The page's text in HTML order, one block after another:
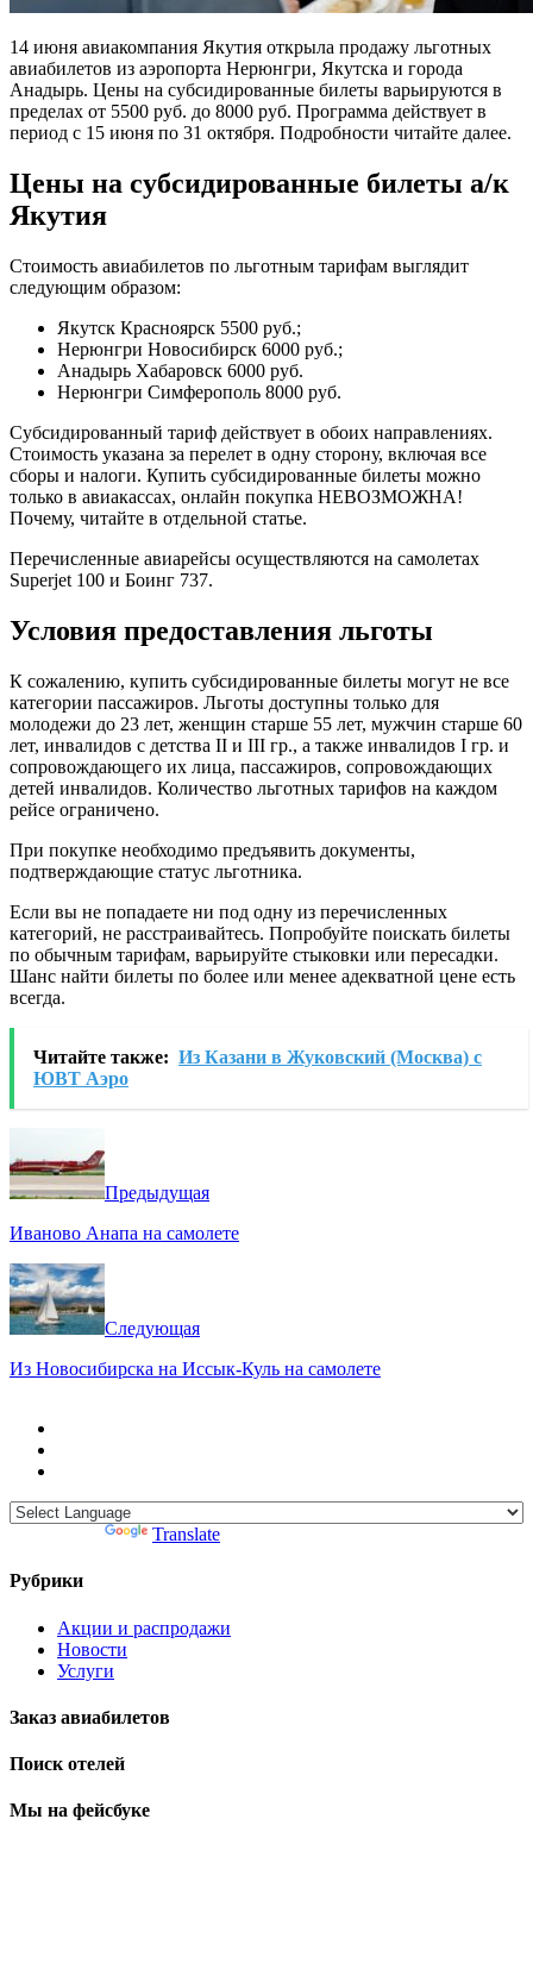
14 июня авиакомпания Якутия открыла продажу льготных
авиабилетов из аэропорта Нерюнгри, Якутска и города
Анадырь. Цены на субсидированные билеты варьируются в
пределах от 5500 руб. до 8000 руб. Программа действует в
период с 15 июня по 31 октября. Подробности читайте далее.
Цены на субсидированные билеты а/к
Якутия
Стоимость авиабилетов по льготным тарифам выглядит
следующим образом:
Якутск Красноярск 5500 руб.;
Нерюнгри Новосибирск 6000 руб.;
Анадырь Хабаровск 6000 руб.
Нерюнгри Симферополь 8000 руб.
Субсидированный тариф действует в обоих направлениях.
Стоимость указана за перелет в одну сторону, включая все
сборы и налоги. Купить субсидированные билеты можно
только в авиакассах, онлайн покупка НЕВОЗМОЖНА!
Почему, читайте в отдельной статье.
Перечисленные авиарейсы осуществляются на самолетах
Superjet 100 и Боинг 737.
Условия предоставления льготы
К сожалению, купить субсидированные билеты могут не все
категории пассажиров. Льготы доступны только для
молодежи до 23 лет, женщин старше 55 лет, мужчин старше 60
лет, инвалидов с детства II и III гр., а также инвалидов I гр. и
сопровождающего их лица, пассажиров, сопровождающих
детей инвалидов. Количество льготных тарифов на каждом
рейсе ограничено.
При покупке необходимо предъявить документы,
подтверждающие статус льготника.
Если вы не попадаете ни под одну из перечисленных
категорий, не расстраивайтесь. Попробуйте поискать билеты
по обычным тарифам, варьируйте стыковки или пересадки.
Шанс найти билеты по более или менее адекватной цене есть
всегда.
Читайте также: Из Казани в Жуковский (Москва) с
ЮВТ Аэро
Предыдущая
Иваново Анапа на самолете
Следующая
Из Новосибирска на Иссык-Куль на самолете
Translate
Рубрики
Акции и распродажи
Новости
Услуги
Заказ авиабилетов
Поиск отелей
Мы на фейсбуке